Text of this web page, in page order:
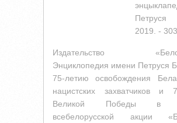
Петруся
2019. - 303
Издательство
Энциклопедия имени Петруся
75-летию освобождения
нацистских захватчиков и
Великой Победы в
всебелорусской акции